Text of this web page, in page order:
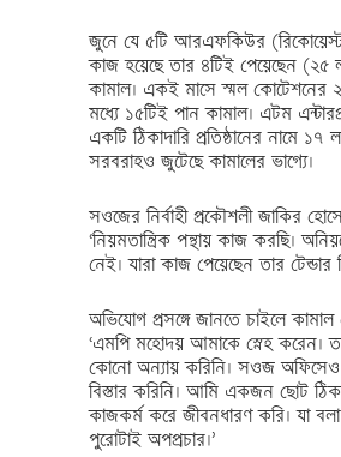
জুনে যে ৫টি আরএফকিউর
কাজ হয়েছে তার ৪টিই পেয়েছেন (২৫
কামাল। একই মাসে স্মল কোটেশনের
মধ্যে ১৫টিই পান কামাল। এটম
একটি ঠিকাদারি প্রতিষ্ঠানের নামে ১৭
সরবরাহও জুটেছে কামালের ভাগ্যে।
সওজের নির্বাহী প্রকৌশলী জাকির
‘নিয়মতান্ত্রিক পন্থায় কাজ করছি।
নেই। যারা কাজ পেয়েছেন তার টেন্ডার
অভিযোগ প্রসঙ্গে জানতে চাইলে
‘এমপি মহোদয় আমাকে স্নেহ করেন।
কোনো অন্যায় করিনি। সওজ
বিস্তার করিনি। আমি একজন ছোট
কাজকর্ম করে জীবনধারণ করি। যা
পুরোটাই অপপ্রচার।’